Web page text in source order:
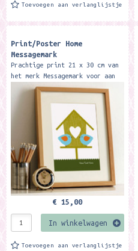
Toevoegen aan verlanglijstje
Print/Poster Home
Messagemark
Prachtige print 21 x 30 cm van
het merk Messagemark voor aan
de muur of om neer te zetten.
De prints zijn ontworpen en
gemaakt door Kyrie Kohlhagen...
€ 15,00
In winkelwagen
Toevoegen aan verlanglijstje